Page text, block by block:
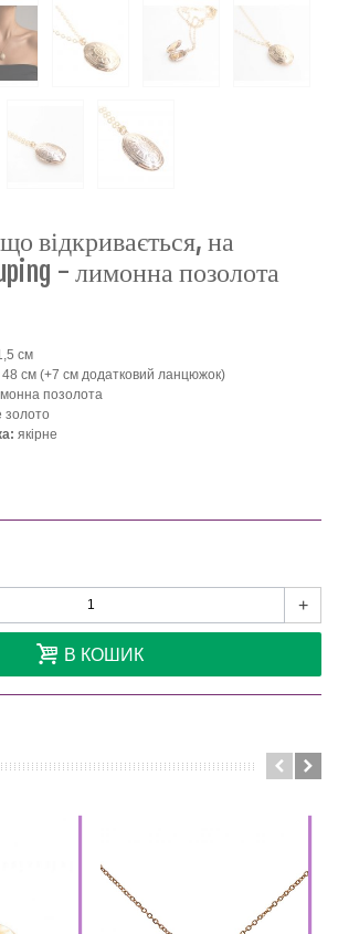
відкривається, на
- лимонна позолота
см
48 см (+7 см додатковий ланцюжок)
позолота
золото
якірне
+
В КОШИК